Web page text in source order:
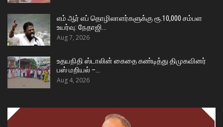
எம் ஆர் எப் தொழிலாளர்களுக்கு ரூ.10,000 சம்பள
உயர்வு: நேதாஜி…
Aug 7, 2026
உதயநிதி ஸ்டாலின் கைதை கண்டித்து திமுகவினர்
பஸ் மறியல் –…
Aug 4, 2026